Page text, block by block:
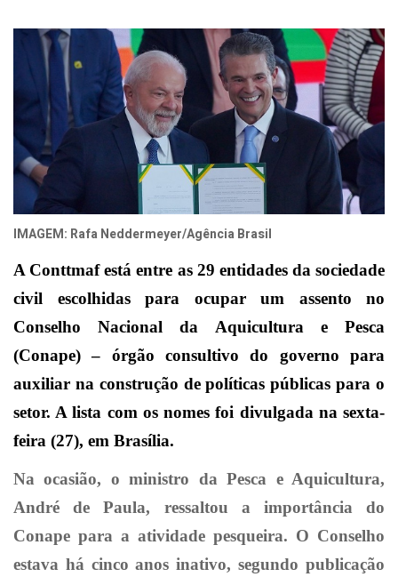
IMAGEM: Rafa Neddermeyer/Agência Brasil
A Conttmaf está entre as 29 entidades da sociedade
civil escolhidas para ocupar um assento no
Conselho Nacional da Aquicultura e Pesca
(Conape) – órgão consultivo do governo para
auxiliar na construção de políticas públicas para o
setor. A lista com os nomes foi divulgada na sexta-
feira (27), em Brasília.
Na ocasião, o ministro da Pesca e Aquicultura,
André de Paula, ressaltou a importância do
Conape para a atividade pesqueira. O Conselho
estava há cinco anos inativo, segundo publicação